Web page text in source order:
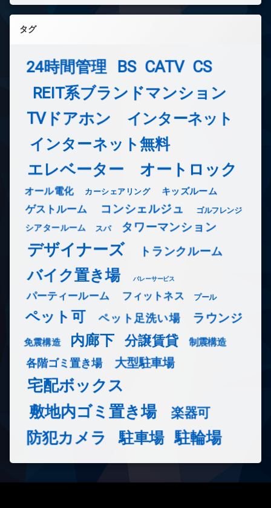
タグ
24時間管理 BS CATV CS
REIT系ブランドマンション
TVドアホン インターネット
インターネット無料
エレベーター オートロック
オール電化 カーシェアリング キッズルーム
ゲストルーム コンシェルジュ ゴルフレンジ
シアタールーム スパ タワーマンション
デザイナーズ トランクルーム
バイク置き場 バレーサービス
パーティールーム フィットネス プール
ペット可 ペット足洗い場 ラウンジ
免震構造 内廊下 分譲賃貸 制震構造
各階ゴミ置き場 大型駐車場
宅配ボックス
敷地内ゴミ置き場
楽器可
防犯カメラ 駐車場 駐輪場